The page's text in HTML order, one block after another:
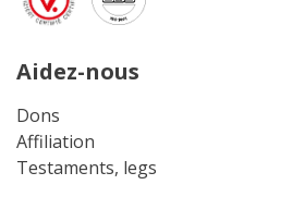
Aidez-nous
Dons
Affiliation
Testaments, legs